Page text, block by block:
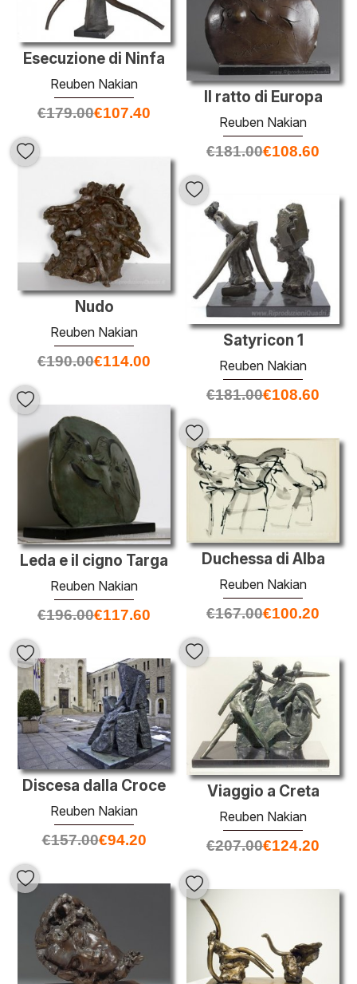
Esecuzione di Ninfa
Reuben Nakian
€179.00€107.40
Il ratto di Europa
Reuben Nakian
€181.00€108.60
Nudo
Reuben Nakian
€190.00€114.00
Satyricon 1
Reuben Nakian
€181.00€108.60
Leda e il cigno Targa
Reuben Nakian
€196.00€117.60
Duchessa di Alba
Reuben Nakian
€167.00€100.20
Viaggio a Creta
Reuben Nakian
€207.00€124.20
Discesa dalla Croce
Reuben Nakian
€157.00€94.20